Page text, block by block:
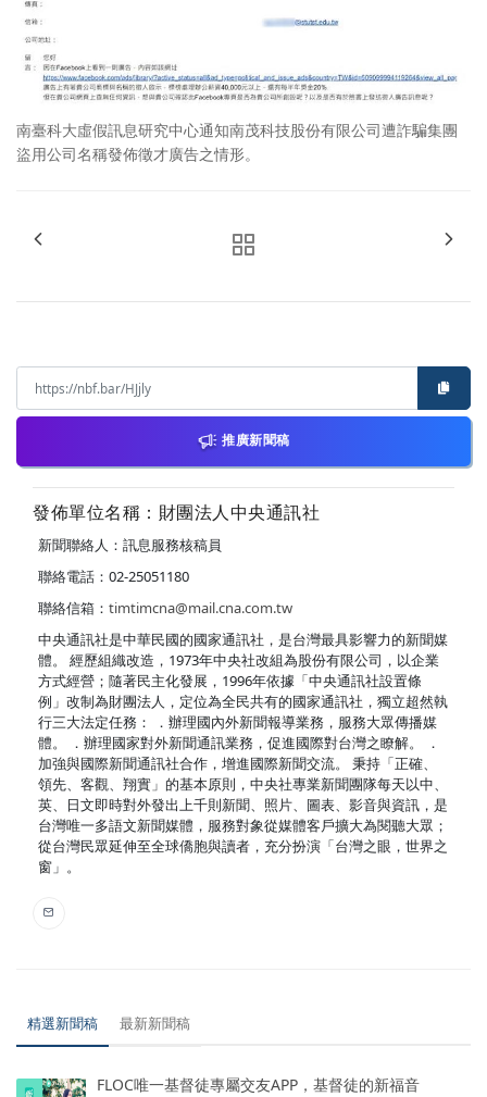
南臺科大虛假訊息研究中心通知南茂科技股份有限公司遭詐騙集團
盜用公司名稱發佈徵才廣告之情形。
推廣新聞稿
發佈單位名稱：財團法人中央通訊社
新聞聯絡人：訊息服務核稿員
聯絡電話：02-25051180
聯絡信箱： timtimcna@mail.cna.com.tw
中央通訊社是中華民國的國家通訊社，是台灣最具影響力的新聞媒
體。 經歷組織改造，1973年中央社改組為股份有限公司，以企業
方式經營；隨著民主化發展，1996年依據「中央通訊社設置條
例」改制為財團法人，定位為全民共有的國家通訊社，獨立超然執
行三大法定任務： ．辦理國內外新聞報導業務，服務大眾傳播媒
體。 ．辦理國家對外新聞通訊業務，促進國際對台灣之瞭解。 ．
加強與國際新聞通訊社合作，增進國際新聞交流。 秉持「正確、
領先、客觀、翔實」的基本原則，中央社專業新聞團隊每天以中、
英、日文即時對外發出上千則新聞、照片、圖表、影音與資訊，是
台灣唯一多語文新聞媒體，服務對象從媒體客戶擴大為閱聽大眾；
從台灣民眾延伸至全球僑胞與讀者，充分扮演「台灣之眼，世界之
窗」。
精選新聞稿 最新新聞稿
FLOC唯一基督徒專屬交友APP，基督徒的新福音